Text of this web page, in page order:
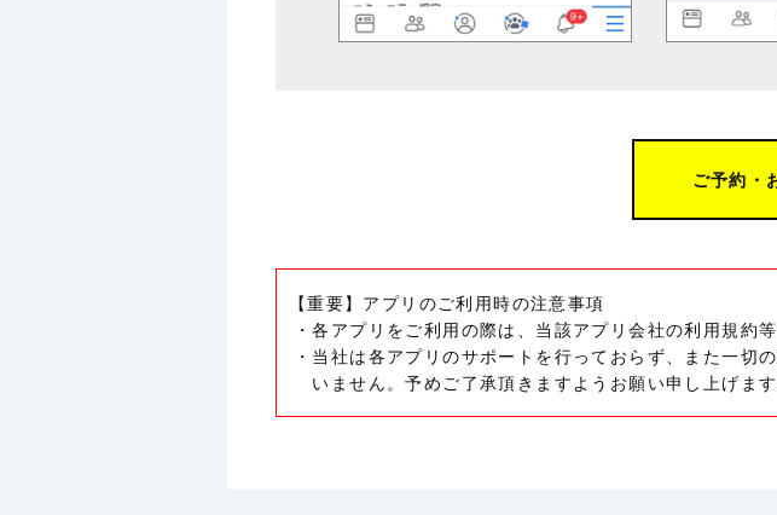
ご予約・
【重要】アプリのご利用時の注意事項
・各アプリをご利用の際は、当該アプリ会社の利用規約
・当社は各アプリのサポートを行っておらず、また一切
いません。予めご了承頂きますようお願い申し上げます